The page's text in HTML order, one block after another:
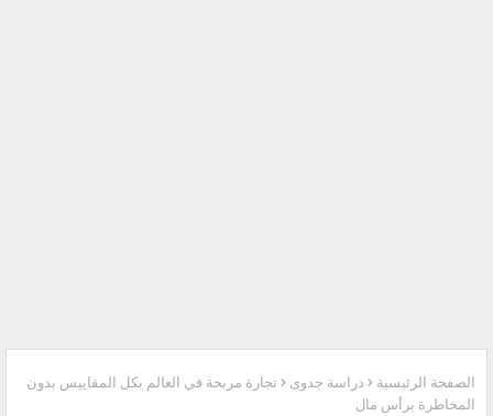
الصفحة الرئيسية دراسة جدوى
تجارة مربحة في العالم بكل المقاييس بدون
المخاطرة برأس مال